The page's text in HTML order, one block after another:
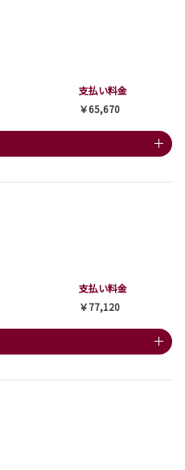
支払い料金
￥65,670
支払い料金
￥77,120